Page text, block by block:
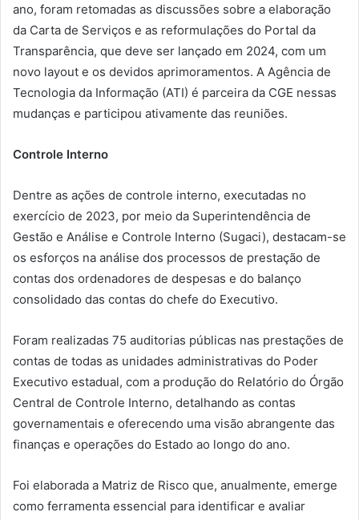
ano, foram retomadas as discussões sobre a elaboração
da Carta de Serviços e as reformulações do Portal da
Transparência, que deve ser lançado em 2024, com um
novo layout e os devidos aprimoramentos. A Agência de
Tecnologia da Informação (ATI) é parceira da CGE nessas
mudanças e participou ativamente das reuniões.
Controle Interno
Dentre as ações de controle interno, executadas no
exercício de 2023, por meio da Superintendência de
Gestão e Análise e Controle Interno (Sugaci), destacam-se
os esforços na análise dos processos de prestação de
contas dos ordenadores de despesas e do balanço
consolidado das contas do chefe do Executivo.
Foram realizadas 75 auditorias públicas nas prestações de
contas de todas as unidades administrativas do Poder
Executivo estadual, com a produção do Relatório do Órgão
Central de Controle Interno, detalhando as contas
governamentais e oferecendo uma visão abrangente das
finanças e operações do Estado ao longo do ano.
Foi elaborada a Matriz de Risco que, anualmente, emerge
como ferramenta essencial para identificar e avaliar